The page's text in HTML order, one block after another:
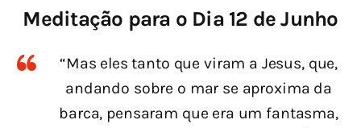
Meditação para o Dia 12 de Junho
“Mas eles tanto que viram a Jesus, que,
andando sobre o mar se aproxima da
barca, pensaram que era um fantasma,